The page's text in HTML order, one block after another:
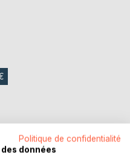
Politique de confidentialité
données